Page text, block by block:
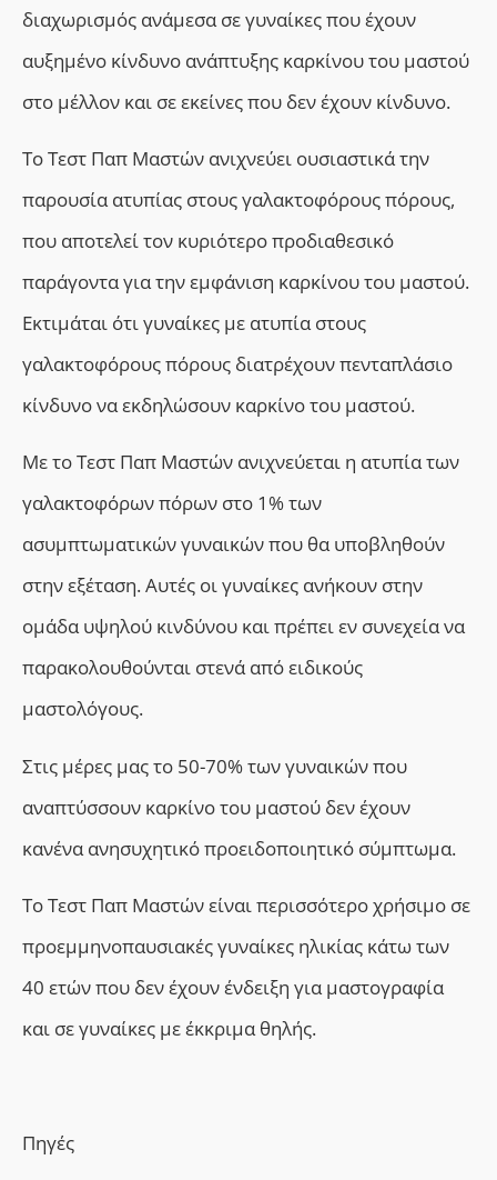
διαχωρισμός ανάμεσα σε γυναίκες που έχουν
αυξημένο κίνδυνο ανάπτυξης καρκίνου του μαστού
στο μέλλον και σε εκείνες που δεν έχουν κίνδυνο.
Το Τεστ Παπ Μαστών ανιχνεύει ουσιαστικάτην
παρουσία ατυπίας στους γαλακτοφόρους πόρους,
που αποτελείτον κυριότερο προδιαθεσικό
παράγοντα για την εμφάνιση καρκίνου του μαστού.
Εκτιμάται ότι γυναίκες με ατυπία στους
γαλακτοφόρους πόρους διατρέχουν πενταπλάσιο
κίνδυνο να εκδηλώσουν καρκίνο του μαστού.
Με το Τεστ Παπ Μαστών ανιχνεύεται η ατυπία των
γαλακτοφόρων πόρων στο 1% των
ασυμπτωματικών γυναικών που θα υποβληθούν
στην εξέταση. Αυτές οι γυναίκες ανήκουν στην
ομάδα υψηλού κινδύνου και πρέπει εν συνεχεία να
παρακολουθούνται στενά από ειδικούς
μαστολόγους.
Στις μέρες μας το 50-70% των γυναικών που
αναπτύσσουν καρκίνο του μαστού δεν έχουν
κανένα ανησυχητικό προειδοποιητικό σύμπτωμα.
Το Τεστ Παπ Μαστών είναι περισσότερο χρήσιμο σε
προεμμηνοπαυσιακές γυναίκες ηλικίας κάτω των
40 ετών που δεν έχουν ένδειξη για μαστογραφία
και σε γυναίκες με έκκριμα θηλής.
Πηγές